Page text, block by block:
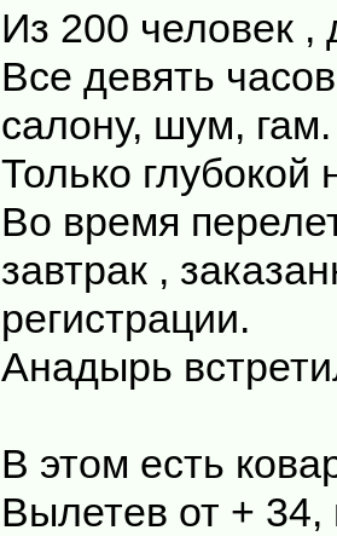
Из 200 человек ,
Все девять
салону, шум, гам.
Только глубокой
Во время
завтрак ,
регистрации.
Анадырь
В этом есть
Вылетев от + 34,